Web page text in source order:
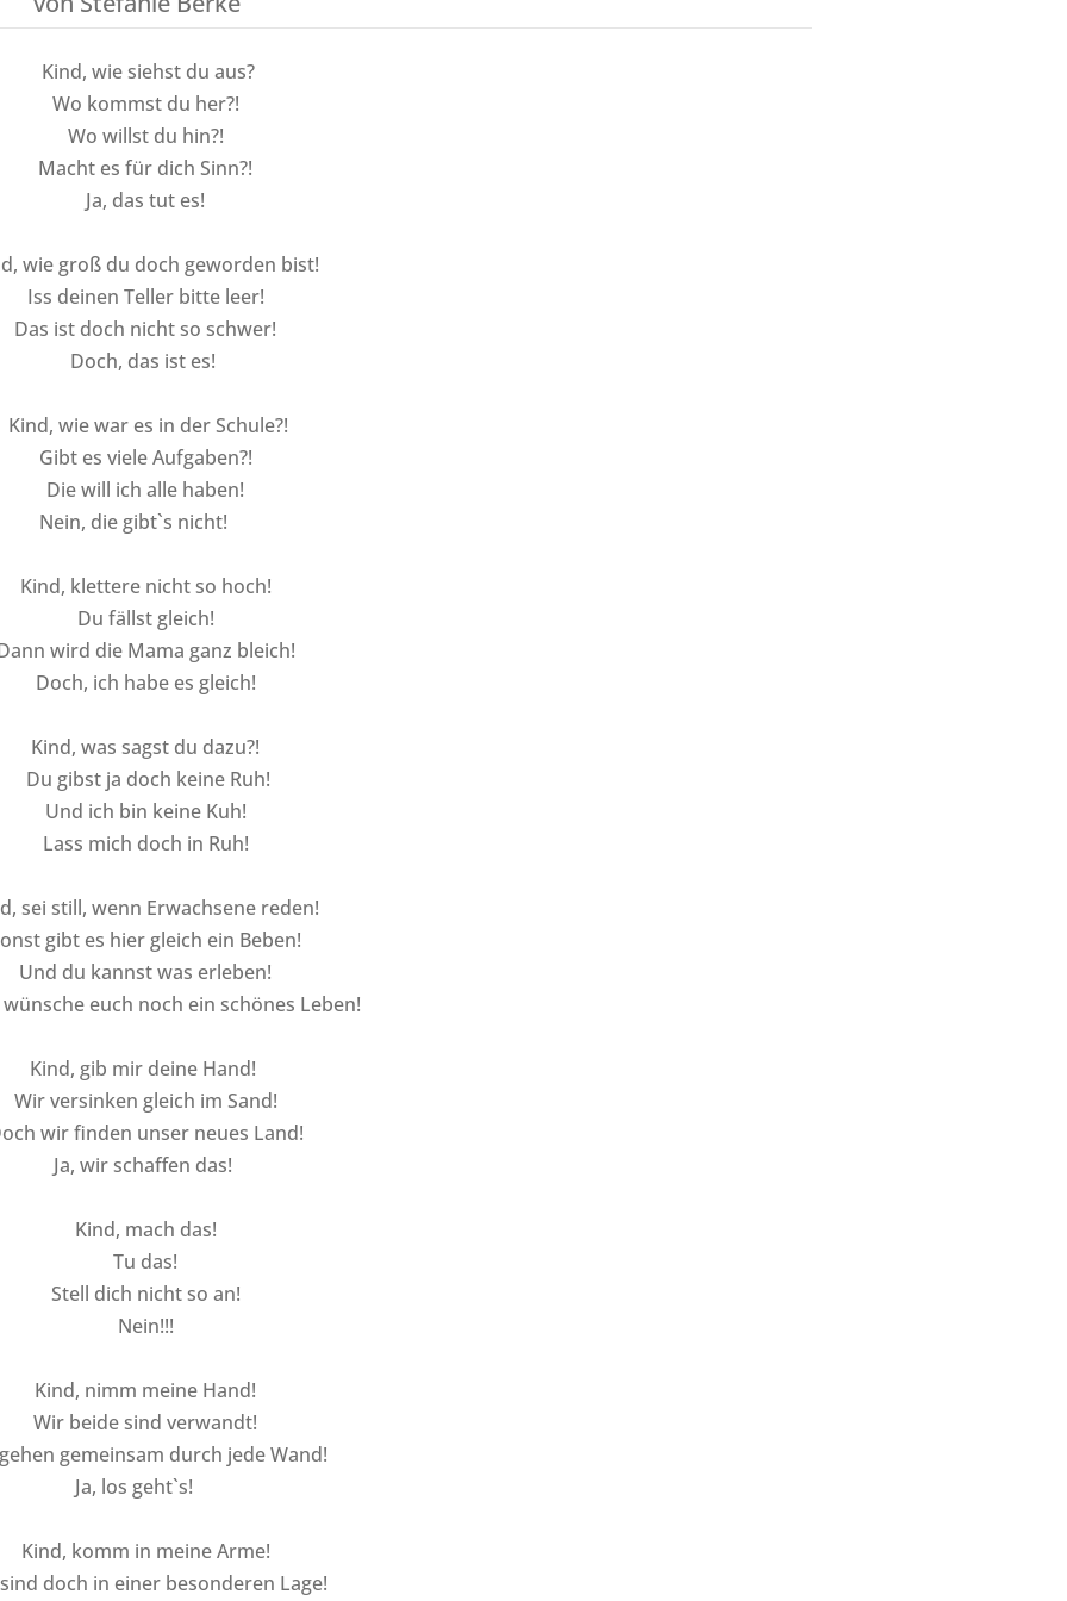
Kind, wie siehst du aus?
Wo kommst du her?!
Wo willst du hin?!
Macht es für dich Sinn?!
Ja, das tut es!
wie groß du doch geworden bist!
Iss deinen Teller bitte leer!
Das ist doch nicht so schwer!
Doch, das ist es!
Kind, wie war es in der Schule?!
Gibt es viele Aufgaben?!
Die will ich alle haben!
Nein, die gibt`s nicht!
Kind, klettere nicht so hoch!
Du fällst gleich!
wird die Mama ganz bleich!
Doch, ich habe es gleich!
Kind, was sagst du dazu?!
Du gibst ja doch keine Ruh!
Und ich bin keine Kuh!
Lass mich doch in Ruh!
sei still, wenn Erwachsene reden!
gibt es hier gleich ein Beben!
Und du kannst was erleben!
euch noch ein schönes Leben!
Kind, gib mir deine Hand!
Wir versinken gleich im Sand!
wir finden unser neues Land!
Ja, wir schaffen das!
Kind, mach das!
Tu das!
Stell dich nicht so an!
Nein!!!
Kind, nimm meine Hand!
Wir beide sind verwandt!
gemeinsam durch jede Wand!
Ja, los geht`s!
Kind, komm in meine Arme!
doch in einer besonderen Lage!